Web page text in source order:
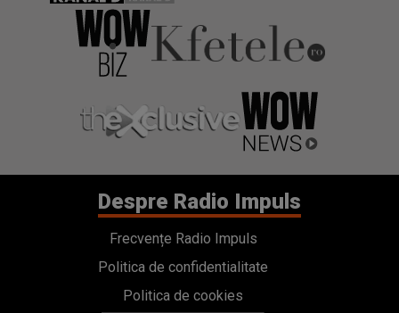
Despre Radio Impuls
Frecvențe Radio Impuls
Politica de confidentialitate
Politica de cookies